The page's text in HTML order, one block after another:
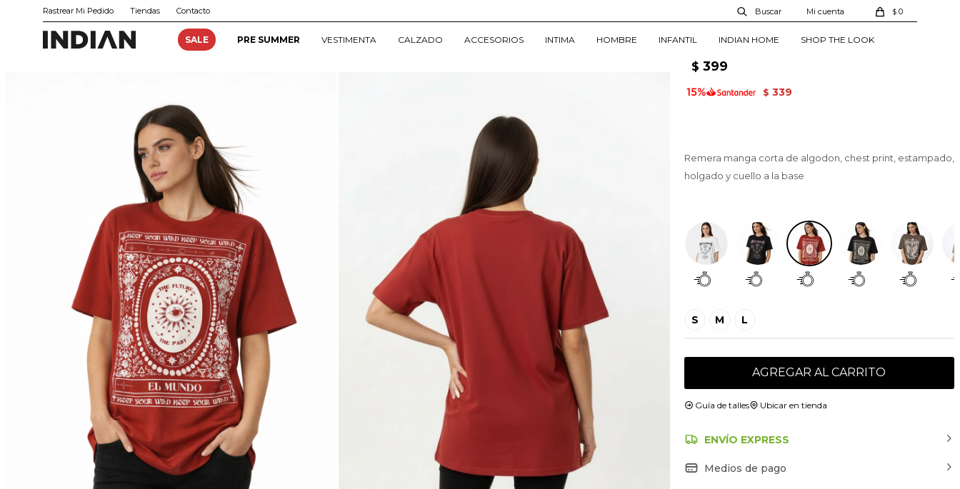
SALE PRE SUMMER VESTIMENTA CALZADO ACCESORIOS INTIMA HOMBRE INFANTIL INDIAN HOME SHOP THE LOOK
$ 0
Rastrear Mi Pedido Tiendas Contacto
Remera Cervera -
Estampado 3
01350392004003
$ 399
$ 339
Remera manga corta de algodon, chest print, estampado,
holgado y cuello a la base
S M L
AGREGAR AL CARRITO
Guía de talles Ubicar en tienda
ENVÍO EXPRESS
Medios de pago